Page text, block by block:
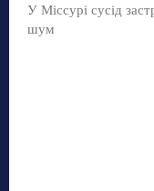
У Міссурі сусід
шум